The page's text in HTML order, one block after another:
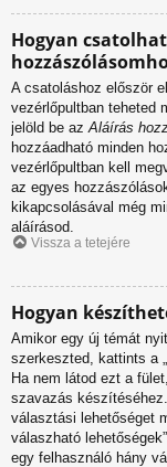
Hogyan
A csatoláshoz először
vezérlőpultban teheted
jelöld be azAláírás
hozzáadható minden
vezérlőpultban kell
az egyes
kikapcsolásával még
aláírásod.
Vissza a tetejére
Hogyan
Amikor egy új témát
szerkeszted, kattints a
Ha nem látod ezt a
szavazás
választási lehetőséget
válaszható
egy felhasználó hány